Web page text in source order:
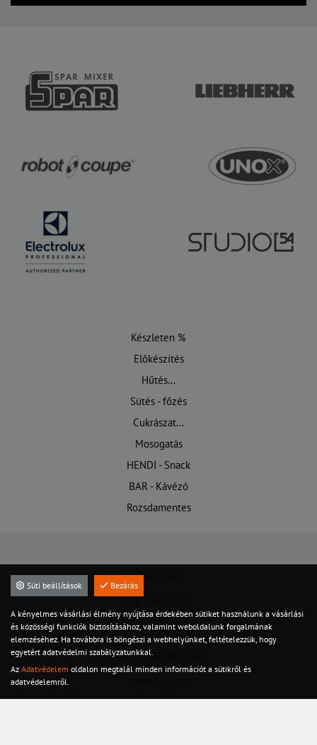
Készleten %
Előkészítés
Hűtés...
Sütés - főzés
Cukrászat...
Mosogatás
HENDI - Snack
BAR - Kávézó
Rozsdamentes
Kapcsolat
Felhasználási feltételek
Hasznos információk
Süti beállítások Bezárás
A kényelmes vásárlási élmény nyújtása érdekében sütiket használunk a vásárlási
és közösségi funkciók biztosításához, valamint weboldalunk forgalmának
elemzéséhez. Ha továbbra is böngészi a webhelyünket, feltételezzük, hogy
egyetért adatvédelmi szabályzatunkkal.
Az Adatvédelem oldalon megtalál minden információt a sütikről és
adatvédelemről.